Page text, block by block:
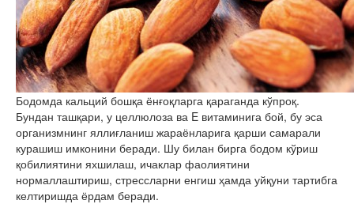
Бодомда кальций бошқа ёнғоқларга қараганда кўпроқ.
Бундан ташқари, у целлюлоза ва E витаминига бой, бу эса
организмнинг яллиғланиш жараёнларига қарши самарали
курашиш имконини беради. Шу билан бирга бодом кўриш
қобилиятини яхшилаш, ичаклар фаолиятини
нормаллаштириш, стрессларни енгиш ҳамда уйқуни тартибга
келтиришда ёрдам беради.